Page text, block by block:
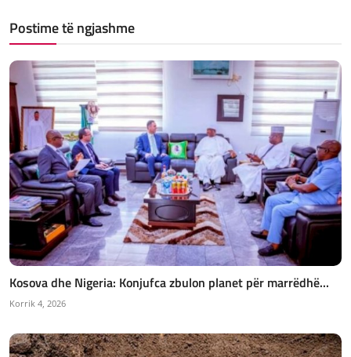
Postime të ngjashme
Kosova dhe Nigeria: Konjufca zbulon planet për marrëdhë...
Korrik 4, 2026